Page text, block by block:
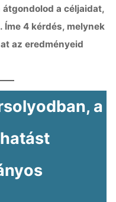
a céljaidat,
4 kérdés, melynek
az eredményeid
a